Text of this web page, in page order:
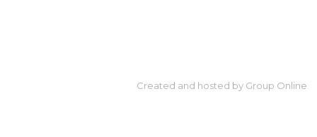
Created and hosted by Group Online